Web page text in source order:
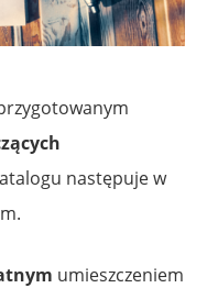
następuje w
umieszczeniem